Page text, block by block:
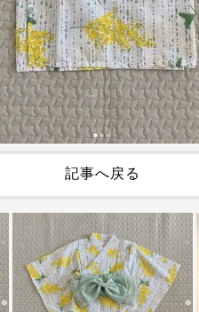
記事へ戻る